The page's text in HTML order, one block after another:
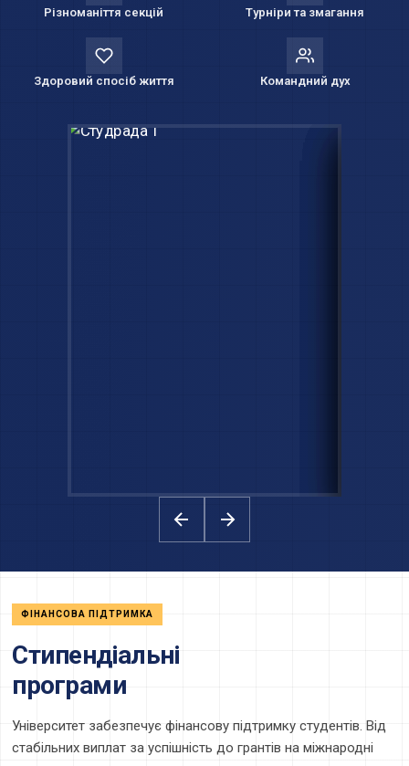
Різноманіття секцій Турніри та змагання
Здоровий спосіб життя Командний дух
Стипендіальні
програми
Університет забезпечує фінансову підтримку студентів. Від
стабільних виплат за успішність до грантів на міжнародні